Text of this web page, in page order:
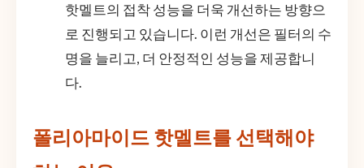
핫멜트의 접착 성능을 더욱 개선하는 방향으
로 진행되고 있습니다. 이런 개선은 필터의 수
명을 늘리고, 더 안정적인 성능을 제공합니
다.
폴리아마이드 핫멜트를 선택해야